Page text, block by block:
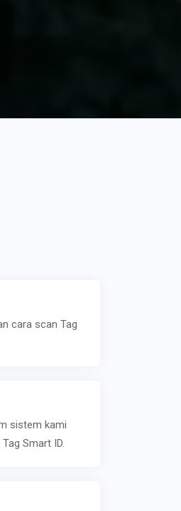
cara scan Tag
sistem kami
Smart ID.